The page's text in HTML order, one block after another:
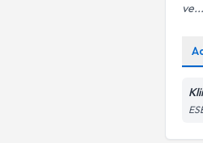
ve...